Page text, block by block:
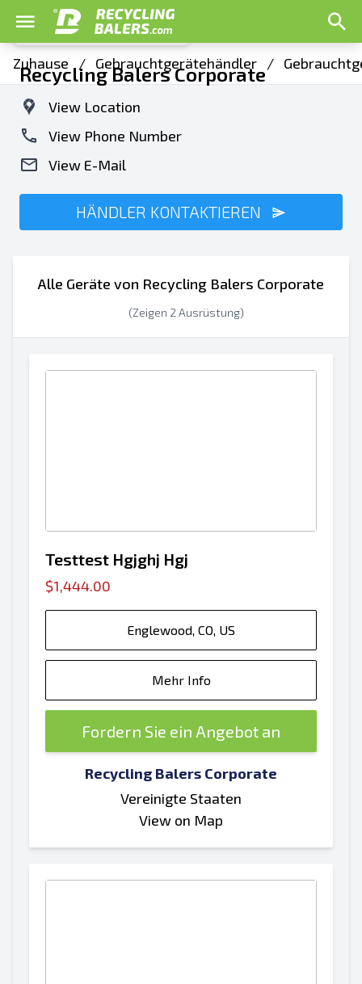
Zuhause / Gebrauchtgerätehändler /
Recycling Balers Corporate
View Location
View Phone Number
View E-Mail
HÄNDLER KONTAKTIEREN
Alle Geräte von Recycling Balers Corporate
(Zeigen 2 Ausrüstung)
Testtest Hgjghj Hgj
$1,444.00
Englewood, CO, US
Mehr Info
Fordern Sie ein Angebot an
Recycling Balers Corporate
Vereinigte Staaten
View on Map